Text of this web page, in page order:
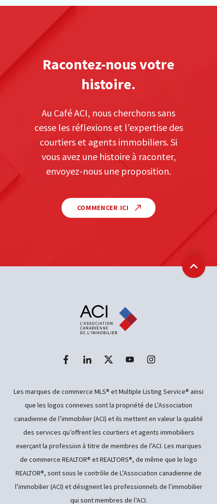
Racontez-nous votre
histoire.
Au Café ACI, nous cherchons sans
cesse les réflexions et l’expertise des
courtiers et agents immobiliers. Si
vous avez une histoire à raconter,
envoyez-nous une proposition.
COMMENCER ICI
Les marques de commerce MLS® et Multiple Listing Service® ainsi
que les logos connexes sont la propriété de L’Association
canadienne de l’immobilier (ACI) et ils mettent en valeur la qualité
des services qu’offrent les courtiers et agents immobiliers
exerçant la profession à titre de membres de l’ACI. Les marques
de commerce REALTOR® et REALTORS®, de même que le logo
REALTOR®, sont sous le contrôle de L’Association canadienne de
l’immobilier (ACI) et désignent les professionnels de l’immobilier
qui sont membres de l’ACI.